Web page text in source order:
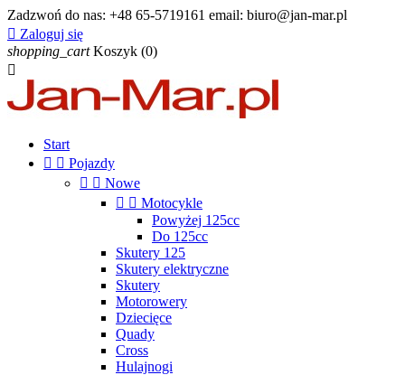
Zadzwoń do nas: +48 65-5719161 email: biuro@jan-mar.pl
 Zaloguj się
shopping_cart Koszyk (0)

Start
  Pojazdy
  Nowe
  Motocykle
Powyżej 125cc
Do 125cc
Skutery 125
Skutery elektryczne
Skutery
Motorowery
Dziecięce
Quady
Cross
Hulajnogi